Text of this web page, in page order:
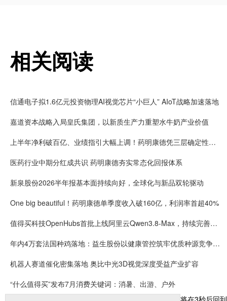
相关阅读
信通电子拟1.6亿元投资物理AI视觉芯片“小巨人” AIoT战略加速落地
嘉道资本战略入局皇氏集团，以新质生产力重塑水牛奶产业价值
上半年净利破百亿、业绩指引大幅上调！药明康德凭三层确定性接住K型分化红利
医药行业中期分红成共识 药明康德夯实常态化回报体系
新泉股份2026半年报基本面持续向好，全球化与新品双轮驱动
One big beautiful！药明康德单季度收入破160亿，利润率首超40%
值得买科技OpenHubs首批上线阿里云Qwen3.8-Max，持续完善企业多模型服务
年内4万套法国种鸡落地：益生股份以健康管控筑牢优质种源竞争壁垒
机器人赛道催化密集落地 奥比中光3D视觉深度受益产业扩容
“什么值得买”发布7月消费关键词：消暑、出游、户外
将在3秒后回